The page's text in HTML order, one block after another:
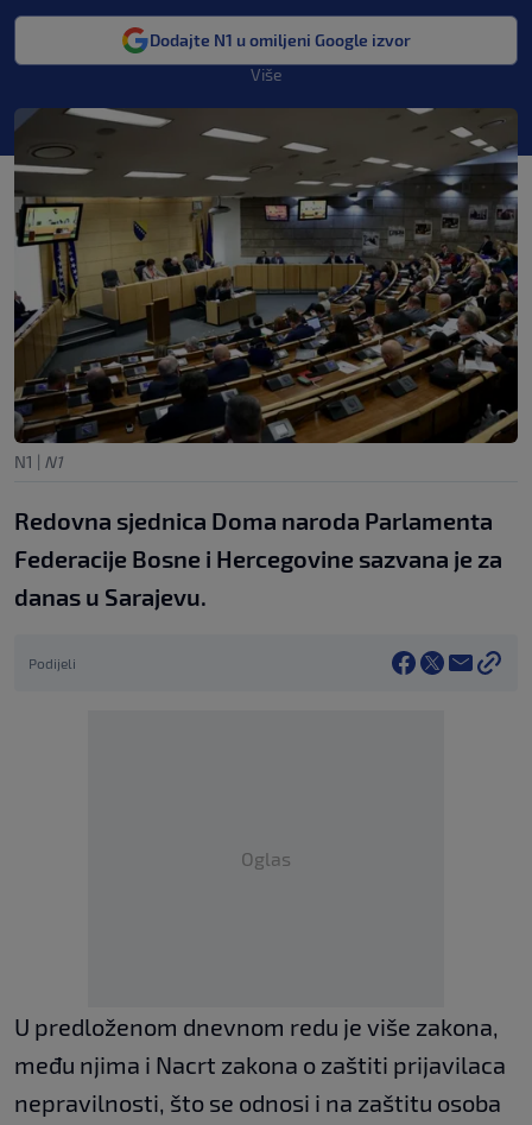
Dodajte N1 u omiljeni Google izvor
Više
N1 | N1
Redovna sjednica Doma naroda Parlamenta
Federacije Bosne i Hercegovine sazvana je za
danas u Sarajevu.
Podijeli
Oglas
U predloženom dnevnom redu je više zakona,
među njima i Nacrt zakona o zaštiti prijavilaca
nepravilnosti, što se odnosi i na zaštitu osoba